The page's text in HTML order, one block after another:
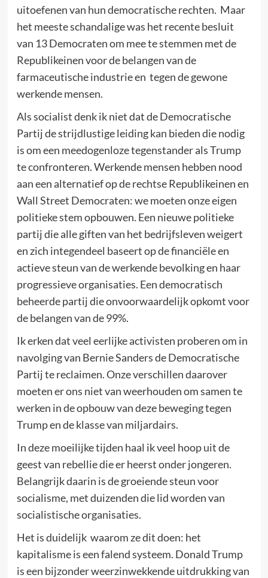
uitoefenen van hun democratische rechten. Maar
het meeste schandalige was het recente besluit
van 13 Democraten om mee te stemmen met de
Republikeinen voor de belangen van de
farmaceutische industrie en tegen de gewone
werkende mensen.
Als socialist denk ik niet dat de Democratische
Partij de strijdlustige leiding kan bieden die nodig
is om een meedogenloze tegenstander als Trump
te confronteren. Werkende mensen hebben nood
aan een alternatief op de rechtse Republikeinen en
Wall Street Democraten: we moeten onze eigen
politieke stem opbouwen. Een nieuwe politieke
partij die alle giften van het bedrijfsleven weigert
en zich integendeel baseert op de financiële en
actieve steun van de werkende bevolking en haar
progressieve organisaties. Een democratisch
beheerde partij die onvoorwaardelijk opkomt voor
de belangen van de 99%.
Ik erken dat veel eerlijke activisten proberen om in
navolging van Bernie Sanders de Democratische
Partij te reclaimen. Onze verschillen daarover
moeten er ons niet van weerhouden om samen te
werken in de opbouw van deze beweging tegen
Trump en de klasse van miljardairs.
In deze moeilijke tijden haal ik veel hoop uit de
geest van rebellie die er heerst onder jongeren.
Belangrijk daarin is de groeiende steun voor
socialisme, met duizenden die lid worden van
socialistische organisaties.
Het is duidelijk waarom ze dit doen: het
kapitalisme is een falend systeem. Donald Trump
is een bijzonder weerzinwekkende uitdrukking van